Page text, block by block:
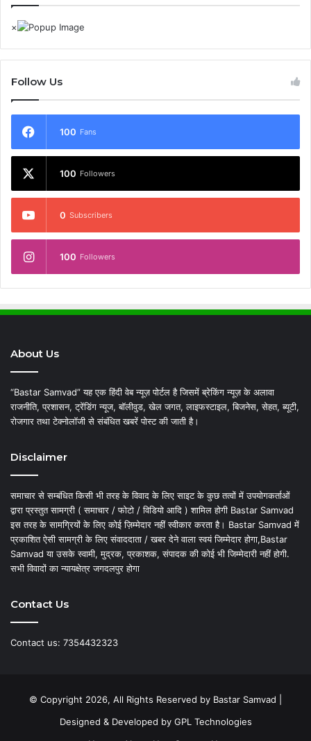
Follow Us
100 Fans
100 Followers
0 Subscribers
100 Followers
About Us
“Bastar Samvad” यह एक हिंदी वेब न्यूज़ पोर्टल है जिसमें ब्रेकिंग न्यूज़ के अलावा
राजनीति, प्रशासन, ट्रेंडिंग न्यूज, बॉलीवुड, खेल जगत, लाइफस्टाइल, बिजनेस, सेहत, ब्यूटी,
रोजगार तथा टेक्नोलॉजी से संबंधित खबरें पोस्ट की जाती है।
Disclaimer
समाचार से सम्बंधित किसी भी तरह के विवाद के लिए साइट के कुछ तत्वों में उपयोगकर्ताओं
द्वारा प्रस्तुत सामग्री ( समाचार / फोटो / विडियो आदि ) शामिल होगी Bastar Samvad
इस तरह के सामग्रियों के लिए कोई ज़िम्मेदार नहीं स्वीकार करता है। Bastar Samvad में
प्रकाशित ऐसी सामग्री के लिए संवाददाता / खबर देने वाला स्वयं जिम्मेदार होगा,Bastar
Samvad या उसके स्वामी, मुद्रक, प्रकाशक, संपादक की कोई भी जिम्मेदारी नहीं होगी.
सभी विवादों का न्यायक्षेत्र जगदलपुर होगा
Contact Us
Contact us: 7354432323
© Copyright 2026, All Rights Reserved by Bastar Samvad |
Designed & Developed by GPL Technologies